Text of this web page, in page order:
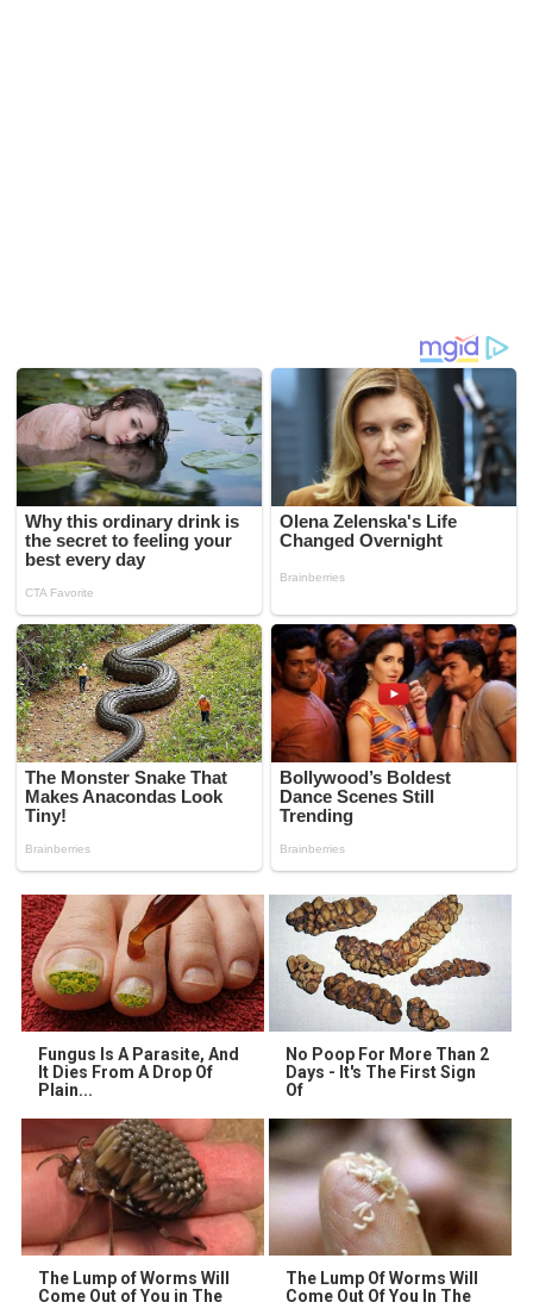
Fungus Is A Parasite, And
It Dies From A Drop Of
Plain...
No Poop For More Than 2
Days - It's The First Sign
Of
The Lump of Worms Will
Come Out of You in The
The Lump Of Worms Will
Come Out Of You In The